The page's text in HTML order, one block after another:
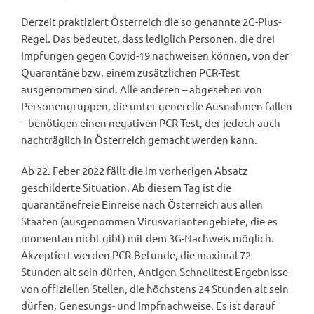
Derzeit praktiziert Österreich die so genannte 2G-Plus-
Regel. Das bedeutet, dass lediglich Personen, die drei
Impfungen gegen Covid-19 nachweisen können, von der
Quarantäne bzw. einem zusätzlichen PCR-Test
ausgenommen sind. Alle anderen – abgesehen von
Personengruppen, die unter generelle Ausnahmen fallen
– benötigen einen negativen PCR-Test, der jedoch auch
nachträglich in Österreich gemacht werden kann.
Ab 22. Feber 2022 fällt die im vorherigen Absatz
geschilderte Situation. Ab diesem Tag ist die
quarantänefreie Einreise nach Österreich aus allen
Staaten (ausgenommen Virusvariantengebiete, die es
momentan nicht gibt) mit dem 3G-Nachweis möglich.
Akzeptiert werden PCR-Befunde, die maximal 72
Stunden alt sein dürfen, Antigen-Schnelltest-Ergebnisse
von offiziellen Stellen, die höchstens 24 Stunden alt sein
dürfen, Genesungs- und Impfnachweise. Es ist darauf